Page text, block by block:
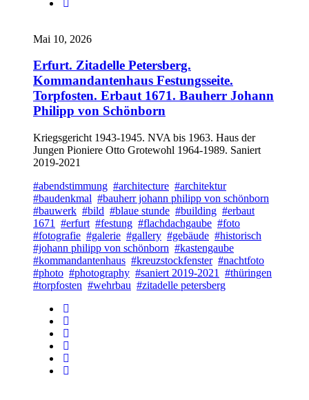
Mai 10, 2026
Erfurt. Zitadelle Petersberg.
Kommandantenhaus Festungsseite.
Torpfosten. Erbaut 1671. Bauherr Johann
Philipp von Schönborn
Kriegsgericht 1943-1945. NVA bis 1963. Haus der
Jungen Pioniere Otto Grotewohl 1964-1989. Saniert
2019-2021
#abendstimmung #architecture #architektur
#baudenkmal #bauherr johann philipp von schönborn
#bauwerk #bild #blaue stunde #building #erbaut
1671
#erfurt #festung #flachdachgaube #foto
#fotografie #galerie #gallery #gebäude #historisch
#johann philipp von schönborn #kastengaube
#kommandantenhaus #kreuzstockfenster #nachtfoto
#photo #photography #saniert 2019-2021
#thüringen
#torpfosten #wehrbau #zitadelle petersberg